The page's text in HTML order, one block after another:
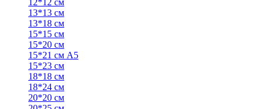
12*12 см
13*13 см
13*18 см
15*15 см
15*20 см
15*21 см А5
15*23 см
18*18 см
18*24 см
20*20 см